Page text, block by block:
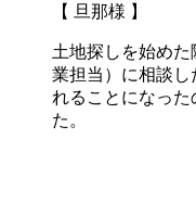
【 旦那様 】
土地探しを始め
業担当）に相談し
れることになった
た。